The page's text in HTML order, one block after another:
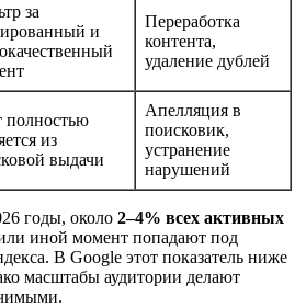
за
и
Переработка
контента,
удаление дублей
полностью
из
выдачи
Апелляция в
поисковик,
устранение
нарушений
годы, около 2–4% всех активных
иной момент попадают под
В Google этот показатель ниже
масштабы аудитории делают